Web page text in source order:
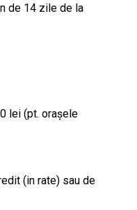
de 14 zile de la
lei (pt. orașele
(in rate) sau de